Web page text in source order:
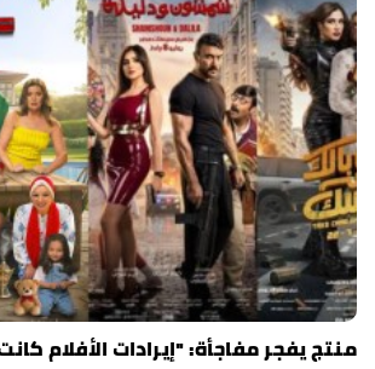
منتج يفجر مفاجأة: "إيرادات الأفلام